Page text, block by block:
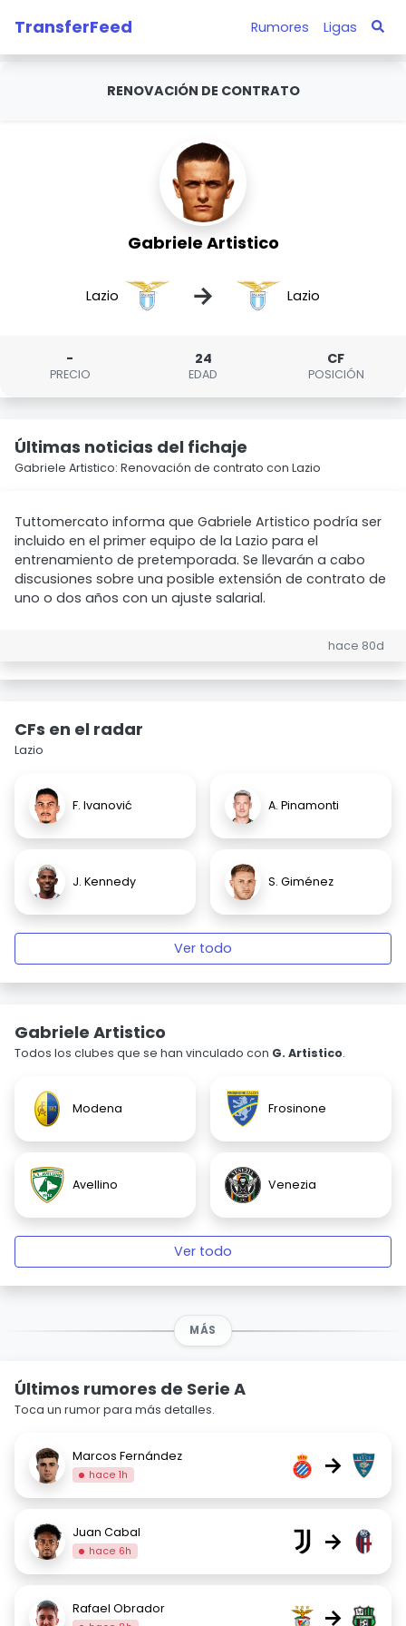
TransferFeed Rumores Ligas
RENOVACIÓN DE CONTRATO
Gabriele Artistico
Lazio → Lazio
-
PRECIO
24
EDAD
CF
POSICIÓN
Últimas noticias del fichaje
Gabriele Artistico: Renovación de contrato con Lazio
Tuttomercato informa que Gabriele Artistico podría ser
incluido en el primer equipo de la Lazio para el
entrenamiento de pretemporada. Se llevarán a cabo
discusiones sobre una posible extensión de contrato de
uno o dos años con un ajuste salarial.
hace 80d
CFs en el radar
Lazio
F. Ivanović A. Pinamonti
J. Kennedy S. Giménez
Ver todo
Gabriele Artistico
Todos los clubes que se han vinculado con G. Artistico.
Modena Frosinone
Avellino Venezia
Ver todo
MÁS
Últimos rumores de Serie A
Toca un rumor para más detalles.
Marcos Fernández
hace 1h →
Juan Cabal
hace 6h →
Rafael Obrador →